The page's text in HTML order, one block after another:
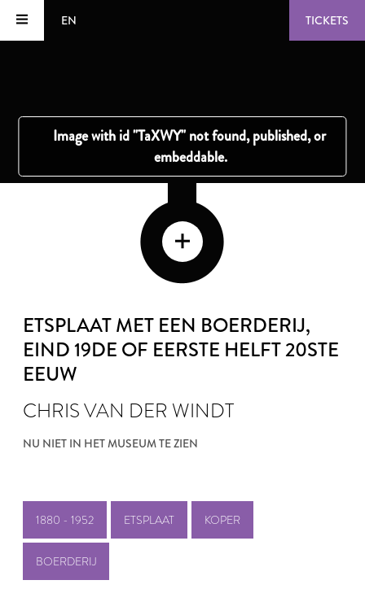
EN TICKETS
ETSPLAAT MET EEN BOERDERIJ,
EIND 19DE OF EERSTE HELFT 20STE
EEUW
CHRIS VAN DER WINDT
NU NIET IN HET MUSEUM TE ZIEN
1880 - 1952 ETSPLAAT KOPER
BOERDERIJ